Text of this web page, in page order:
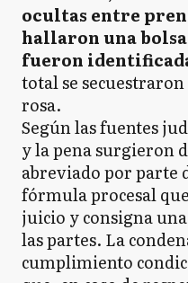
ocultas entre
hallaron una
fueron
total se
rosa.
Según las fuentes
y la pena surgieron
abreviado por parte
fórmula procesal
juicio y consigna
las partes. La
cumplimiento